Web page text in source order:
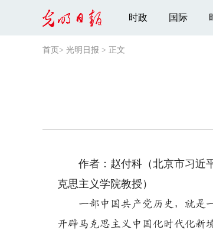
时政 国际
首页 > 光明日报 > 正文
作者：赵付科（北京市习近平
克思主义学院教授）
一部中国共产党历史，就是
开辟马克思主义中国化时代化新